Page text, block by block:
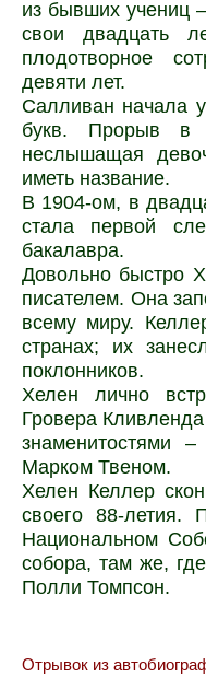
из бывших
свои двадцать
плодотворное
девяти лет.
Салливан начала
букв. Прорыв в
неслышащая
иметь название.
В 1904-ом, в
стала первой
бакалавра.
Довольно быстро
писателем. Она
всему миру.
странах; их
поклонников.
Хелен лично
Гровера
знаменитостями
Марком Твеном.
Хелен Келлер
своего 88-летия.
Национальном
собора, там же,
Полли Томпсон.
Отрывок из